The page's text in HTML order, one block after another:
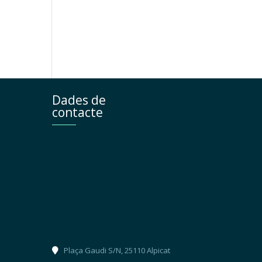
Dades de
contacte
Plaça Gaudi S/N, 25110 Alpicat